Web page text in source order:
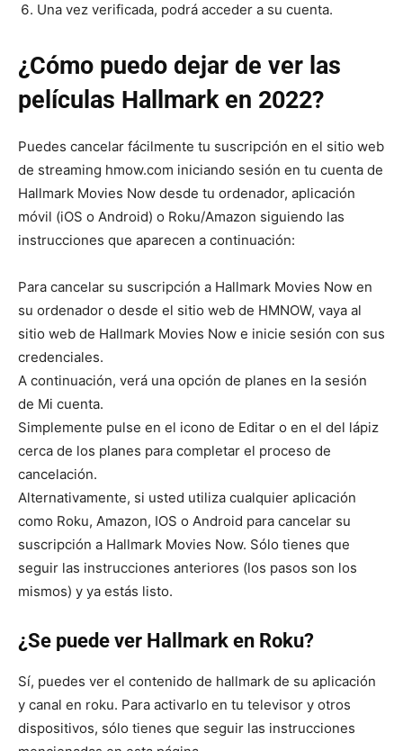
Una vez verificada, podrá acceder a su cuenta.
¿Cómo puedo dejar de ver las
películas Hallmark en 2022?
Puedes cancelar fácilmente tu suscripción en el sitio web
de streaming hmow.com iniciando sesión en tu cuenta de
Hallmark Movies Now desde tu ordenador, aplicación
móvil (iOS o Android) o Roku/Amazon siguiendo las
instrucciones que aparecen a continuación:
Para cancelar su suscripción a Hallmark Movies Now en
su ordenador o desde el sitio web de HMNOW, vaya al
sitio web de Hallmark Movies Now e inicie sesión con sus
credenciales.
A continuación, verá una opción de planes en la sesión
de Mi cuenta.
Simplemente pulse en el icono de Editar o en el del lápiz
cerca de los planes para completar el proceso de
cancelación.
Alternativamente, si usted utiliza cualquier aplicación
como Roku, Amazon, IOS o Android para cancelar su
suscripción a Hallmark Movies Now. Sólo tienes que
seguir las instrucciones anteriores (los pasos son los
mismos) y ya estás listo.
¿Se puede ver Hallmark en Roku?
Sí, puedes ver el contenido de hallmark de su aplicación
y canal en roku. Para activarlo en tu televisor y otros
dispositivos, sólo tienes que seguir las instrucciones